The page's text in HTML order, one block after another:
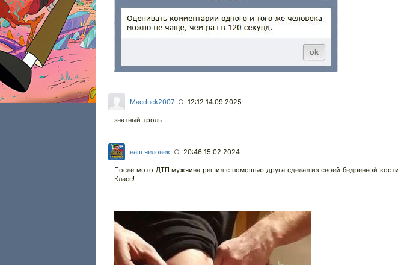
Macduck2007 ○ 12:12 14.09.2025
знатный троль
наш человек ○ 20:46 15.02.2024
После мото ДТП мужчина решил с помощью друга сделал из своей бедренной
Класс!